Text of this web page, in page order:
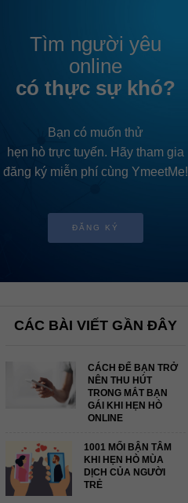
Tìm người yêu
online
có thực sự khó?
Bạn có muốn thử
hẹn hò trực tuyến. Hãy tham gia
đăng ký miễn phí cùng YmeetMe!
ĐĂNG KÝ
CÁC BÀI VIẾT GẦN ĐÂY
CÁCH ĐỂ BẠN TRỞ
NÊN THU HÚT
TRONG MẮT BẠN
GÁI KHI HẸN HÒ
ONLINE
1001 MỐI BẬN TÂM
KHI HẸN HÒ MÙA
DỊCH CỦA NGƯỜI
TRẺ